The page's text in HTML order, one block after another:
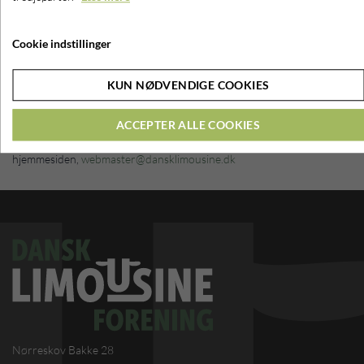
skue.
Er det mailet inden 1 juni er med i juli bladet og det som er mailet
inden 1. august er det med i september bladet. .
I er også meget velkomne til at sende billeder til
hjemmesiden, webmaster@dansklimousine.dk
Nørreskov Bakke 28
Cookie indstillinger
KUN NØDVENDIGE COOKIES
ACCEPTER ALLE COOKIES